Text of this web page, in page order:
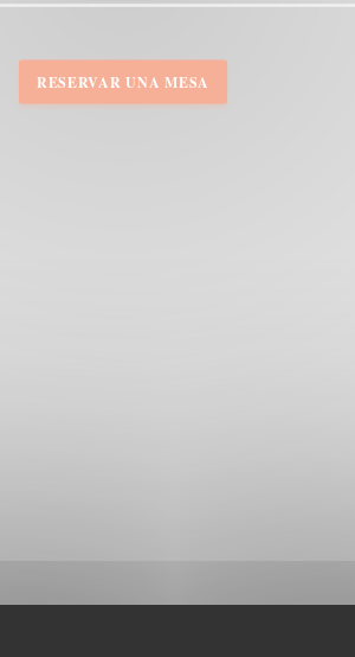
RESERVAR UNA MESA